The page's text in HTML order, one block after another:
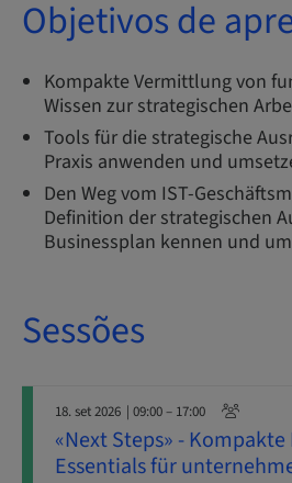
Objetivos de
Kompakte Vermittlung von
Wissen zur strategischen
Tools für die strategische
Praxis anwenden und
Den Weg vom IST-
Definition der strategischen
Businessplan kennen und
Sessões
18. set 2026 | 09:00 – 17:00
«Next Steps» -
Essentials für